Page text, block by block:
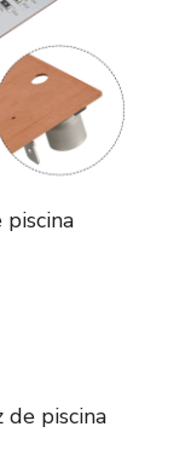
piscina